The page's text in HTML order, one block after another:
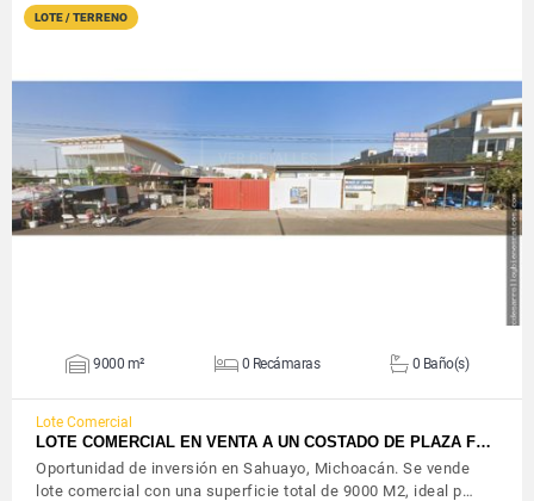
LOTE / TERRENO
VER DETALLES
9000 m² 0 Recámaras 0 Baño(s)
Lote Comercial
LOTE COMERCIAL EN VENTA A UN COSTADO DE PLAZA F…
Oportunidad de inversión en Sahuayo, Michoacán. Se vende
lote comercial con una superficie total de 9000 M2, ideal p…